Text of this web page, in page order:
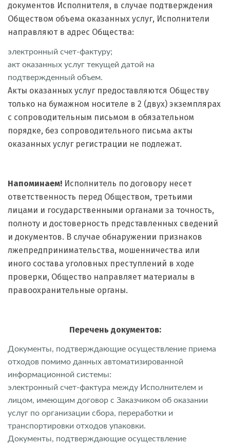
документов Исполнителя, в случае подтверждения
Обществом объема оказанных услуг, Исполнители
направляют в адрес Общества:
электронный счет-фактуру;
акт оказанных услуг текущей датой на
подтвержденный объем.
Акты оказанных услуг предоставляются Обществу
только на бумажном носителе в 2 (двух) экземплярах
с сопроводительным письмом в обязательном
порядке, без сопроводительного письма акты
оказанных услуг регистрации не подлежат.
Напоминаем! Исполнитель по договору несет
ответственность перед Обществом, третьими
лицами и государственными органами за точность,
полноту и достоверность представленных сведений
и документов. В случае обнаружении признаков
лжепредпринимательства, мошенничества или
иного состава уголовных преступлений в ходе
проверки, Общество направляет материалы в
правоохранительные органы.
Перечень документов:
Документы, подтверждающие осуществление приема
отходов помимо данных автоматизированной
информационной системы:
электронный счет-фактура между Исполнителем и
лицом, имеющим договор с Заказчиком об оказании
услуг по организации сбора, переработки и
транспортировки отходов упаковки.
Документы, подтверждающие осуществление